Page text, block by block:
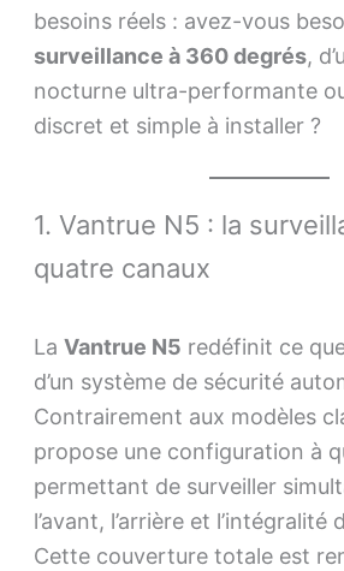
besoins réels : avez-vous
surveillance à 360 degrés,
nocturne ultra-performante
discret et simple à installer ?
1. Vantrue N5 : la
quatre canaux
La Vantrue N5 redéfinit ce
d’un système de sécurité
Contrairement aux modèles
propose une configuration à
permettant de surveiller
l’avant, l’arrière et l’intégralité
Cette couverture totale est